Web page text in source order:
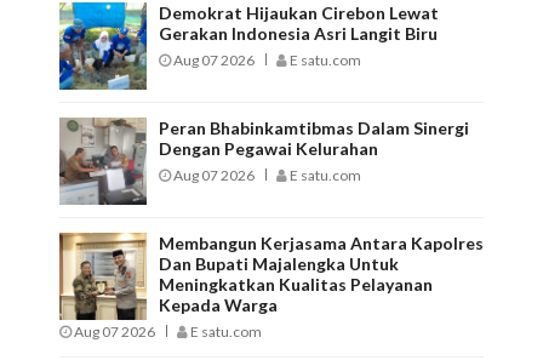
Demokrat Hijaukan Cirebon Lewat
Gerakan Indonesia Asri Langit Biru
Aug 07 2026 E satu.com
Peran Bhabinkamtibmas Dalam Sinergi
Dengan Pegawai Kelurahan
Aug 07 2026 E satu.com
Membangun Kerjasama Antara Kapolres
Dan Bupati Majalengka Untuk
Meningkatkan Kualitas Pelayanan
Kepada Warga
Aug 07 2026 E satu.com